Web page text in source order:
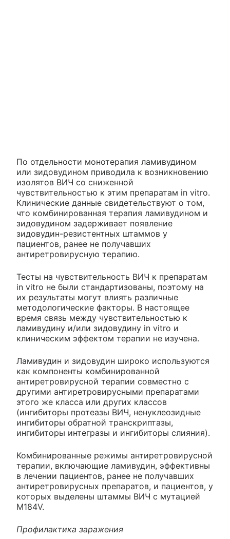
По отдельности монотерапия ламивудином
или зидовудином приводила к возникновению
изолятов ВИЧ со сниженной
чувствительностью к этим препаратам in vitro.
Клинические данные свидетельствуют о том,
что комбинированная терапия ламивудином и
зидовудином задерживает появление
зидовудин-резистентных штаммов у
пациентов, ранее не получавших
антиретровирусную терапию.
Тесты на чувствительность ВИЧ к препаратам
in vitro не были стандартизованы, поэтому на
их результаты могут влиять различные
методологические факторы. В настоящее
время связь между чувствительностью к
ламивудину и/или зидовудину in vitro и
клиническим эффектом терапии не изучена.
Ламивудин и зидовудин широко используются
как компоненты комбинированной
антиретровирусной терапии совместно с
другими антиретровирусными препаратами
этого же класса или других классов
(ингибиторы протеазы ВИЧ, ненуклеозидные
ингибиторы обратной транскриптазы,
ингибиторы интегразы и ингибиторы слияния).
Комбинированные режимы антиретровирусной
терапии, включающие ламивудин, эффективны
в лечении пациентов, ранее не получавших
антиретровирусных препаратов, и пациентов, у
которых выделены штаммы ВИЧ с мутацией
M184V.
Профилактика заражения